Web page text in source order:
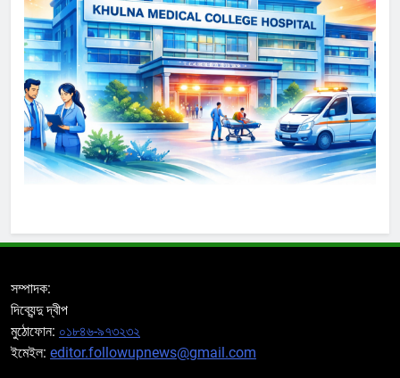
সম্পাদক:
দিব্যেন্দু দ্বীপ
মুঠোফোন: ০১৮৪৬-৯৭৩২৩২
ইমেইল: editor.followupnews@gmail.com